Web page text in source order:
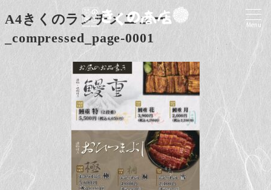
Menu
A4きくのランチメニュー
_compressed_page-0001